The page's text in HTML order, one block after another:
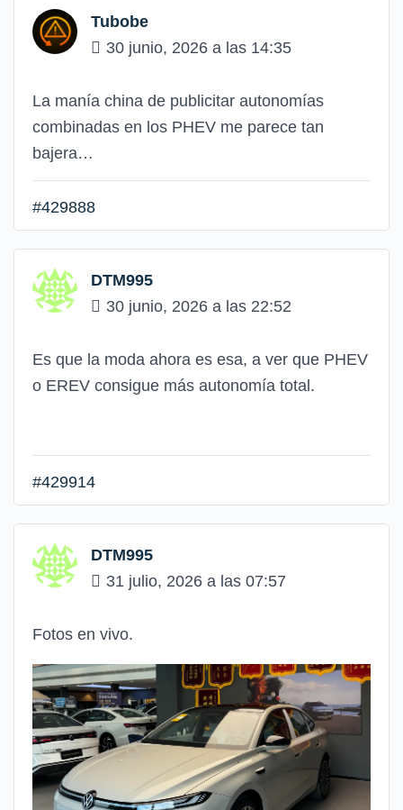
Tubobe
30 junio, 2026 a las 14:35
La manía china de publicitar autonomías
combinadas en los PHEV me parece tan
bajera…
#429888
DTM995
30 junio, 2026 a las 22:52
Es que la moda ahora es esa, a ver que PHEV
o EREV consigue más autonomía total.
#429914
DTM995
31 julio, 2026 a las 07:57
Fotos en vivo.